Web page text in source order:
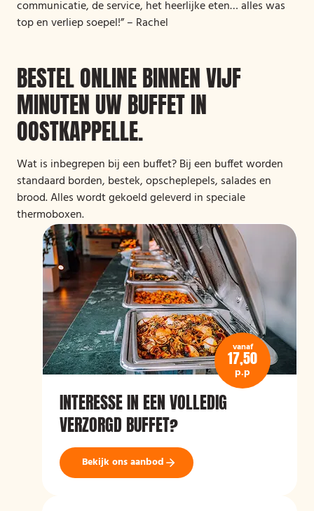
communicatie, de service, het heerlijke eten… alles was
top en verliep soepel!” – Rachel
BESTEL ONLINE BINNEN VIJF
MINUTEN UW BUFFET IN
OOSTKAPPELLE.
Wat is inbegrepen bij een buffet? Bij een buffet worden
standaard borden, bestek, opscheplepels, salades en
brood. Alles wordt gekoeld geleverd in speciale
thermoboxen.
vanaf
17,50
p.p
INTERESSE IN EEN VOLLEDIG
VERZORGD BUFFET?
Bekijk ons aanbod